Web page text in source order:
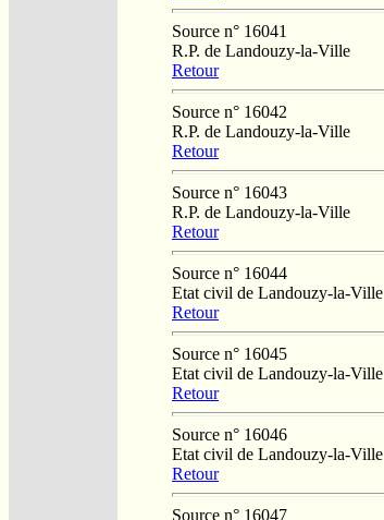
Source n° 16041
R.P. de Landouzy-la-Ville
Retour
Source n° 16042
R.P. de Landouzy-la-Ville
Retour
Source n° 16043
R.P. de Landouzy-la-Ville
Retour
Source n° 16044
Etat civil de Landouzy-la-Ville
Retour
Source n° 16045
Etat civil de Landouzy-la-Ville
Retour
Source n° 16046
Etat civil de Landouzy-la-Ville
Retour
Source n° 16047